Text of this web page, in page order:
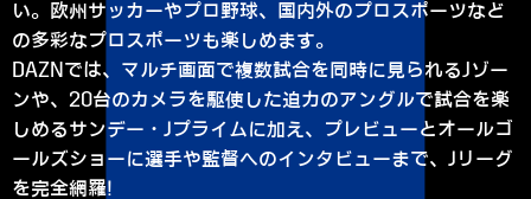
い。欧州サッカーやプロ野球、国内外のプロスポーツなど
の多彩なプロスポーツも楽しめます。
DAZNでは、マルチ画面で複数試合を同時に見られるJゾー
ンや、20台のカメラを駆使した迫力のアングルで試合を楽
しめるサンデー・Ｊプライムに加え、プレビューとオールゴ
ールズショーに選手や監督へのインタビューまで、Ｊリーグ
を完全網羅！